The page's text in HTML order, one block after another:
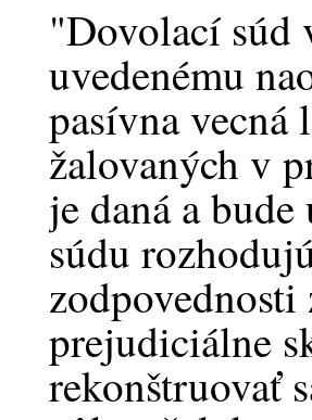
"Dovolací súd
uvedenému
pasívna vecná
žalovaných v
je daná a
súdu
zodpovednosti
prejudiciálne
rekonštruovať